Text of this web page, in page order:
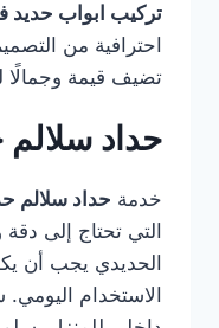
تركيب ابواب حديد
احترافية من
تضيف قيمة وجمالًا
حداد
خدمة حداد سلالم
التي تحتاج إلى
الحديدي يجب أن
الاستخدام